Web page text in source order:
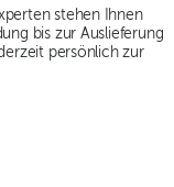
stehen Ihnen
bis zur Auslieferung
persönlich zur